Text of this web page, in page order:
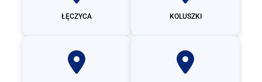
ŁĘCZYCA KOLUSZKI